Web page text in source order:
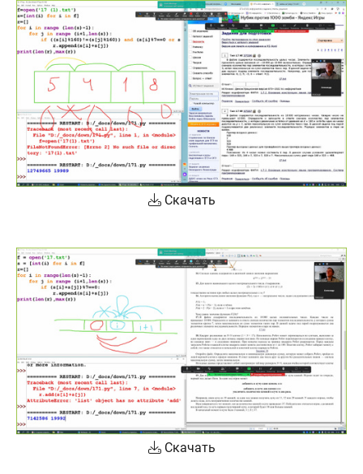
Скачать
Скачать